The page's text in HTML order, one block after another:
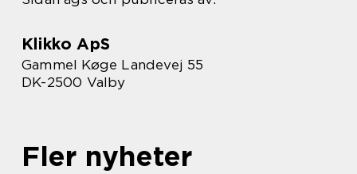
Klikko ApS
Gammel Køge Landevej 55
DK-2500 Valby
Fler nyheter